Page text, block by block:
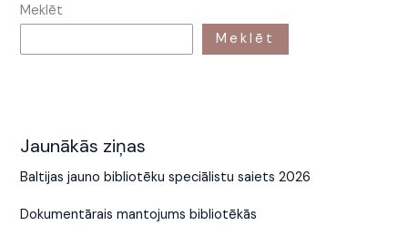
Meklēt
Meklēt
Jaunākās ziņas
Baltijas jauno bibliotēku speciālistu saiets 2026
Dokumentārais mantojums bibliotēkās